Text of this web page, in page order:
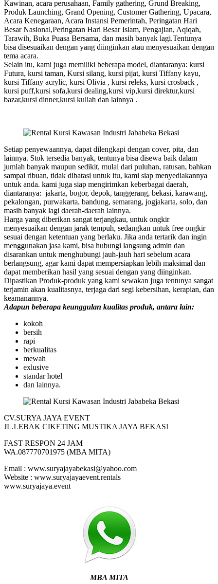
Kawinan, acara perusahaan, Family gathering, Grund Breaking,
Produk Launching, Grand Opening, Customer Gathering, Upacara,
Acara Kenegaraan, Acara Instansi Pemerintah, Peringatan Hari
Besar Nasional,Peringatan Hari Besar Islam, Pengajian, Aqiqah,
Tarawih, Buka Puasa Bersama, dan masih banyak lagi.Tentunya
bisa disesuaikan dengan yang diinginkan atau menyesuaikan dengan
tema acara.
Selain itu, kami juga memiliki beberapa model, diantaranya: kursi
Futura, kursi taman, Kursi silang, kursi pijat, kursi Tiffany kayu,
kursi Tiffany acrylic, kursi Olivia , kursi releks, kursi crosback ,
kursi puff,kursi sofa,kursi dealing,kursi vip,kursi direktur,kursi
bazar,kursi dinner,kursi kuliah dan lainnya .
Setiap penyewaannya, dapat dilengkapi dengan cover, pita, dan
lainnya. Stok tersedia banyak, tentunya bisa disewa baik dalam
jumlah banyak maupun sedikit, mulai dari puluhan, ratusan, bahkan
sampai ribuan, tidak dibatasi untuk itu, kami siap menyediakannya
untuk anda. kami juga siap mengirimkan keberbagai daerah,
diantaranya: jakarta, bogor, depok, tanggerang, bekasi, karawang,
pekalongan, purwakarta, bandung, semarang, jogjakarta, solo, dan
masih banyak lagi daerah-daerah lainnya.
Harga yang diberikan sangat terjangkau, untuk ongkir
menyesuaikan dengan jarak tempuh, sedangkan untuk free ongkir
sesuai dengan ketentuan yang berlaku. Jika anda tertarik dan ingin
menggunakan jasa kami, bisa hubungi langsung admin dan
disarankan untuk menghubungi jauh-jauh hari sebelum acara
berlangsung, agar kami dapat mempersiapkan lebih maksimal dan
dapat memberikan hasil yang sesuai dengan yang diinginkan.
Dipastikan Produk-produk yang kami sewakan juga tentunya sangat
terjamin akan kualitasnya, terjaga dari segi kebersihan, kerapian, dan
keamanannya.
Adapun beberapa keunggulan kualitas produk, antara lain:
kokoh
bersih
rapi
berkualitas
mewah
exlusive
standar hotel
dan lainnya.
CV.SURYA JAYA EVENT
JL.LEBAK CIKETING MUSTIKA JAYA BEKASI
FAST RESPON 24 JAM
WA.087770701975 (MBA MITA)
Email : www.suryajayabekasi@yahoo.com
Website : www.suryajayaevent.rentals
www.suryajaya.event
MBA MITA